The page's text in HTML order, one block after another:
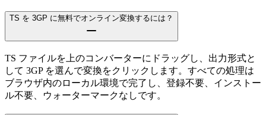
TS を 3GP に無料でオンライン変換するには？
TS ファイルを上のコンバーターにドラッグし、出力形式と
して 3GP を選んで変換をクリックします。すべての処理は
ブラウザ内のローカル環境で完了し、登録不要、インストー
ル不要、ウォーターマークなしです。